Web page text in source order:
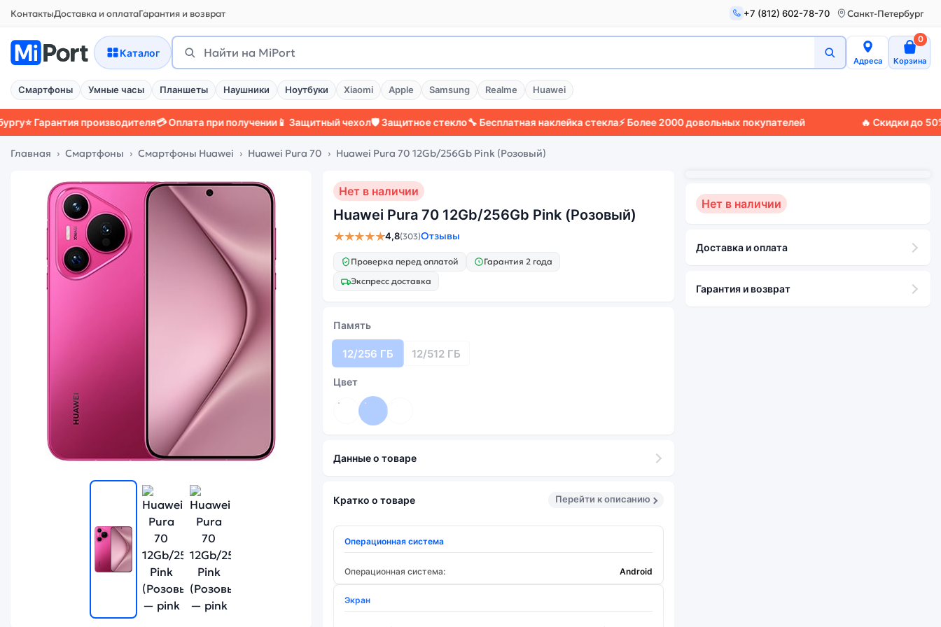
КонтактыДоставка и оплатаГарантия и возврат +7 (812) 602-78-70 Санкт-Петербург
Каталог
Поиск
Найти
Адреса Корзина
0
Смартфоны Умные часы Планшеты Наушники Ноутбуки Xiaomi Apple Samsung Realme Huawei
производителя💳 Оплата при получении📱 Защитный чехол🛡️ Защитное стекло🔧 Бесплатная наклейка стекла⚡ Более 2000 довольных покупателей 🔥 Скидки до 50%🚚
Главная Смартфоны Смартфоны Huawei Huawei Pura 70 Huawei Pura 70 12Gb/256Gb Pink (Розовый)
Нет в наличии
Huawei Pura 70 12Gb/256Gb Pink (Розовый)
★★★★★4,8(303)Отзывы
Проверка перед оплатой
Гарантия 2 года
Экспресс доставка
Память
12/256 ГБ 12/512 ГБ
Цвет
Данные о товаре
Кратко о товаре Перейти к описанию
Операционная система
Операционная система: Android
Экран
Нет в наличии
Доставка и оплата
Гарантия и возврат